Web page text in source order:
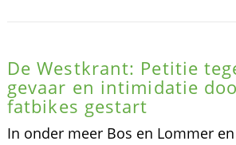
De Westkrant: Petitie
gevaar en intimidatie
fatbikes gestart
In onder meer Bos en Lommer